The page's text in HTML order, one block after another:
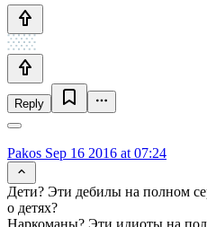
Reply
Pakos Sep 16 2016 at 07:24
Дети? Эти дебилы на полном
о детях?
Наркоманы? Эти идиоты на